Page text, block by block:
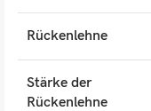
Rückenlehne
Stärke der
Rückenlehne